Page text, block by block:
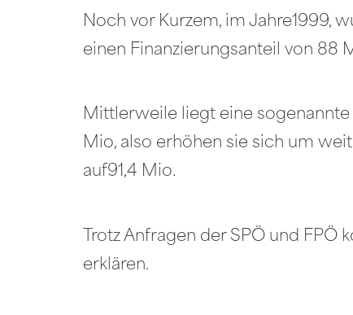
Noch vor Kurzem, im Jahre1999,
einen Finanzierungsanteil von 88
Mittlerweile liegt eine sogenannte
Mio, also erhöhen sie sich um
auf91,4 Mio.
Trotz Anfragen der SPÖ und
erklären.